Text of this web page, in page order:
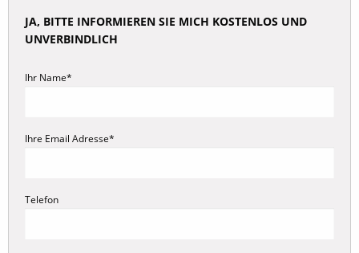
Arbeitsvertrag
Arbeitszeugnis
Gehalt
JA, BITTE INFORMIEREN SIE MICH KOSTENLOS UND
UNVERBINDLICH
Ihr Name*
Ihre Email Adresse*
Telefon